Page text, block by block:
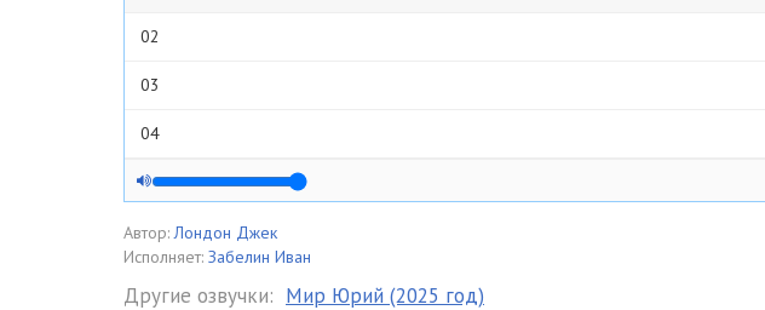
02
03
04
05
06
Автор: Лондон Джек
Исполняет: Забелин Иван
Другие озвучки: Мир Юрий (2025 год)